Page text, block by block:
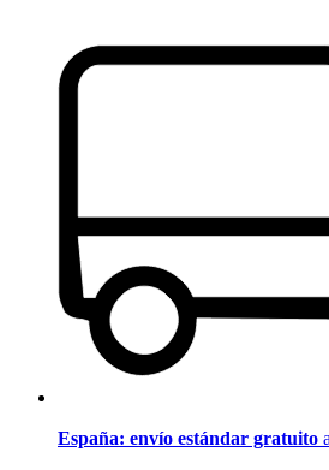
España: envío estándar gratuito